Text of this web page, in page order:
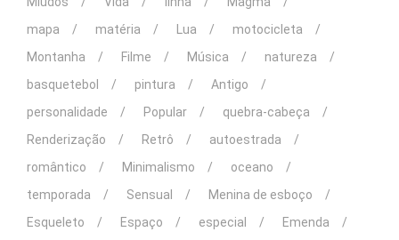
mapa
matéria Lua
motocicleta
Montanha
Filme Música
natureza
basquetebol
pintura
Antigo
personalidade
Popular
quebra-cabeça
Renderização
Retrô
autoestrada
romântico
Minimalismo
oceano
temporada
Sensual
Menina de esboço
Esqueleto
Espaço especial
Emenda